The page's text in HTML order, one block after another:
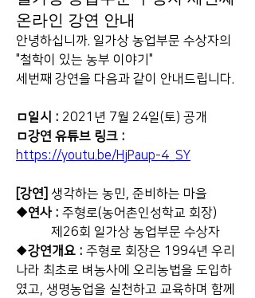
온라인 강연 안내
안녕하십니까. 일가상 농업부문 수상자의
"철학이 있는 농부 이야기"
ㅁ일시 : 2021년 7월 24일(토) 공개
https://youtu.be/HjPaup-4_SY
[강연] 생각하는 농민, 준비하는 마을
◆연사 : 주형로(농어촌인성학교 회장)
           제26회 일가상 농업부문 수상자
◆강연개요 : 주형로 회장은 1994년 우리
나라 최초로 벼농사에 오리농법을 도입하
였고, 생명농업을 실천하고 교육하며 함께